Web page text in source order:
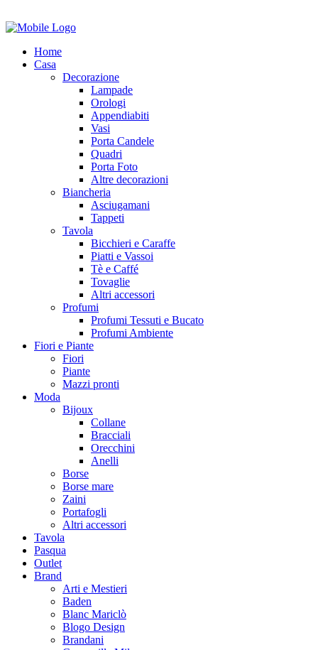
Home
Casa
Decorazione
Lampade
Orologi
Appendiabiti
Vasi
Porta Candele
Quadri
Porta Foto
Altre decorazioni
Biancheria
Asciugamani
Tappeti
Tavola
Bicchieri e Caraffe
Piatti e Vassoi
Tè e Caffé
Tovaglie
Altri accessori
Profumi
Profumi Tessuti e Bucato
Profumi Ambiente
Fiori e Piante
Fiori
Piante
Mazzi pronti
Moda
Bijoux
Collane
Bracciali
Orecchini
Anelli
Borse
Borse mare
Zaini
Portafogli
Altri accessori
Tavola
Pasqua
Outlet
Brand
Arti e Mestieri
Baden
Blanc Mariclò
Blogo Design
Brandani